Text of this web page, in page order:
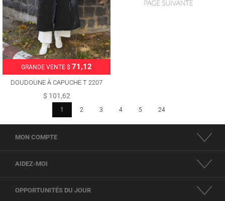
GRANDE VENTE $ 71,12
DOUDOUNE À CAPUCHE T 2207
$ 101,62
1 2 3 4 5 24
MON COMPTE
AIDEZ-MOI
OPPORTUNITÉS DU JOUR